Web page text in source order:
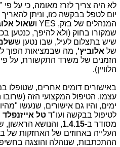
לא היה צריך לזרז מאומה, כי על פי "
המנהלים של בזק, YES ו
שאול
שיש בתצלום לעיל, שבו נטען ש
של אלוביץ', מה שבמציאות הפוך
הזמנים של משרד התקשורת, על
הלוויין).
באישורים דומים אחרים, שטופלו
עצמו, הטיפול המקצועי הזה (שרובו
ימים, והיו גם אישורים, שנעשו
לטיפול בבקשה ועו"ד טל אייזנפלד
מסודר ב-1.4.15
ההתכתבות, שנוהלה והוצגה